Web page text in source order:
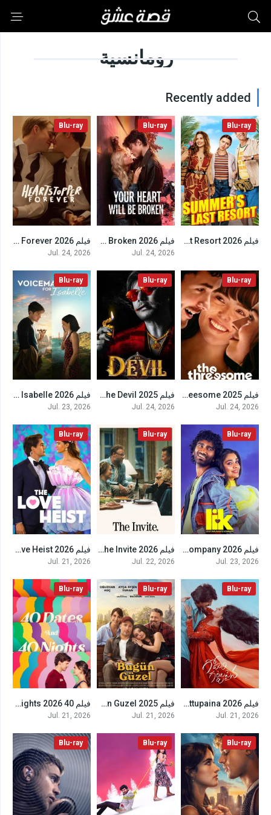
رومانسية
Recently added
5.4
Blu-ray
فيلم Summer’s Last Resort 2026 مترجم 4.8
Blu-ray
فيلم Your Heart Will Be Broken 2026 مترجم
Jul. 24, 2026
7
Blu-ray
فيلم Heartstopper Forever 2026 مترجم
Jul. 24, 2026
6.2
Blu-ray
فيلم The Threesome 2025 مترجم
Jul. 24, 2026
8.7
Blu-ray
فيلم The Devil 2025 مترجم
Jul. 24, 2026
7.3
Blu-ray
فيلم Voicemails for Isabelle 2026 مترجم
Jul. 23, 2026
5.6
Blu-ray
فيلم LIK: Love Insurance Kompany 2026 مترجم
Jul. 23, 2026
7.9
Blu-ray
فيلم The Invite 2026 مترجم
Jul. 22, 2026
6.4
Blu-ray
فيلم The Love Heist 2026 مترجم
Jul. 21, 2026
7.2
Blu-ray
فيلم Godari Gattupaina 2026 مترجم
Jul. 21, 2026
5.5
Blu-ray
فيلم Bugun Guzel 2025 مترجم
Jul. 21, 2026
6.2
Blu-ray
فيلم 40 Dates and 40 Nights 2026 مترجم
Jul. 21, 2026
Blu-ray
Blu-ray
Blu-ray